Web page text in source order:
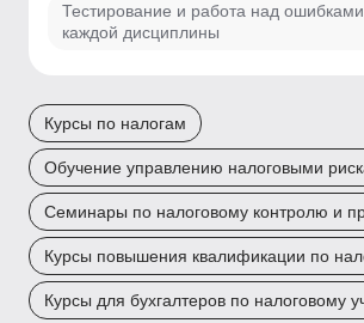
Тестирование и работа над
каждой дисциплины
Курсы по налогам
Обучение управлению налоговыми
Семинары по налоговому контролю и
Курсы повышения квалификации по
Курсы для бухгалтеров по налоговому